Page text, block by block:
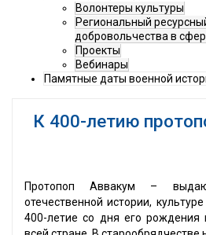
Волонтеры культуры
Региональный
добровольчества в
Проекты
Вебинары
Памятные даты военной
К 400-летию
Протопоп Аввакум –
отечественной истории,
400-летие со дня его рождения